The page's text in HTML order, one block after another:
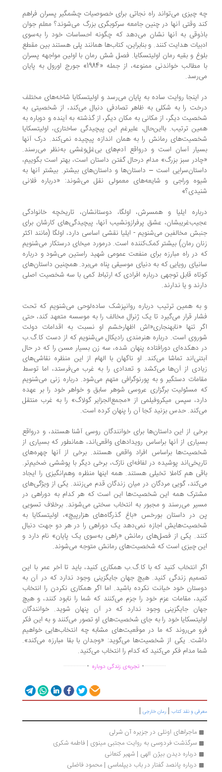
چیزی می‌تواند راه نجاتی برای خصوصیات چشمگیر پسران فراهم
وقتی آنها در چنین جامعه سرکوبگری بزرگ می‌شوند؟ معلم جوان
به آنها نشان می‌دهد که چگونه احساسات خود را به‌سوی
هدایت کنند. و بنابراین، کتاب‌ها همانند پلی هستند بین مقطع
و بقیه رمان اولیتسکایا. فصل شش رمان با اولین مواجهه پسران
با مطالب خواندنی ممنوعه، از جمله «1984» جورج اورول به پایان
اینجا روایت ساده به پایان می‌رسد و اولیتسکایا شاخه‌های مختلف
را به شکلی به ظاهر تصادفی دنبال می‌کند، از شخصیتی به
دیگر، از مکانی به مکان دیگر، از گذشته به آینده و دوباره به
ترتیب. بااین‌حال، علیرغم این پیچیدگی ساختاری، اولیتسکایا
رمانش را به همان اندازه پیچیده نمی‌کند. درک آنها
آسان است و درواقع آدم‌های بی‌غل‌وغشی به‌نظر می‌رسند.
سبز بزرگ» مدام درحال گفتن داستان است، بهتر است بگوییم،
است – داستان‌ها و داستان‌های بیشتر. بیشتر آنها به
وراجی و شایعه‌های معمولی نقل می‌شوند: «درباره فلانی
ایلیا و همسرش، اولگا، دوستانشان، تاریخچه خانوادگی
عشق پرفرازونشیب آنها، پیچیدگی‌های کارشان برای
مخالفین می‌شنویم - ایلیا نقشی اساسی دارد، اولگا (مانند اکثر
رمان) بیشتر کمک‌کننده است. درمورد میخای درستکار می‌شنویم
در راه مبارزه برای منفعت عمومی شهید راستین می‌شود و درباره
رویایی که به دنیای موسیقی پناه می‌برد. همچنین داستان‌های
قابل توجهی درباره افرادی که ارتباط کمی با سه شخصیت اصلی
و یا ندارند.
همین ترتیب درباره روانپزشک ساده‌لوحی می‌شنویم که تحت
قرار می‌گیرد تا یک ژنرال مخالف را به موسسه متعهد کند، حتی
تنها «نابهنجاری‌«اش اظهارخشم او نسبت به اقدامات دولت
است. درباره هنرمندی رادیکال می‌شنویم که از دست کا.گ.ب
دهکده‌ای دورافتاده پنهان شده، سه زن بسیار مسن را که در حال
تماشا می‌کند. او ناگهان با الهام از این منظره نقاشی‌های
از آن‌ها می‌کشد و تعدادی را به غرب می‌فرستد، اما توسط
دستگیر و به پورنوگرافی متهم می‌شود. درباره زنی می‌شنویم
مسئولیت برگزاری عروسی شوهر سابق و خواهر خود را بر عهده
سپس میکروفیلمی از «مجمع‌الجزایر گولاگ» را به غرب منتقل
حدس بزنید کجا آن را پنهان کرده است.
از این داستان‌ها برای خوانندگان روسی آشنا هستند، و درواقع
از آنها براساس رویدادهای واقعی‌اند، همانطور که بسیاری از
براساس افراد واقعی هستند. برخی از آنها چهره‌های
پوشیده در لفافه‌ای نازک، برخی دیگر با پوششی ضخیم‌تر.
هم کاملا تخیلی هستند. همه اینها منظره وهم‌انگیزی را ایجاد
گویی مردگان در میان زندگان قدم می‌زنند. یکی از ویژگی‌های
همه این شخصیت‌ها این است که هر کدام به دوراهی در
می‌رسند و مجبور به انتخاب سختی می‌شوند. برخلاف تسویی
در داستان بورخس «باغ گذرگاه‌های هزارپیچ»، اولیتسکایا به
اجازه نمی‌دهد یک دوراهی را در هر دو جهت دنبال
یکی از فصل‌های رمانش «راهی به‌سوی یک پایان» نام دارد و
چیزی است که شخصیت‌های رمانش متوجه می‌شوند.
انتخاب کنید که با کا.گ.ب همکاری کنید، باید تا آخر عمر با این
زندگی کنید. هیچ جهان جایگزینی وجود ندارد که در آن به
خود خیانت نکرده باشید. اما اگر همکاری نکردن را انتخاب
مقامات عزم خود را جزم می‌کنند که شما را نابود کنند، و هیچ
جایگزینی وجود ندارد که در آن پنهان شوید. خوانندگان
خود را به جای شخصیت‌های او تصور می‌کنند و به این فکر
می‌روند که ما در موقعیت‌های مشابه چه انتخاب‌هایی خواهیم
یکی از شخصیت‌ها می‌گوید: «وجدان با بقا مبارزه می‌کند».
مدام فکر می‌کنید که کدام را انتخاب می‌کنید.
................تجربه‌ی زندگی دوباره ...............
و نقد کتاب|رمان خارجی|
ماجراهای اونلی در جزیره‌ آن شرلی
سرگذشت فردوسی به روایت مجتبی مینوی | فاطمه شکری
درباره دیدن بیژن الهی | شهیر کنعانی
درباره پانصد گفتار در باب دیپلماسی | محمود فاضلی